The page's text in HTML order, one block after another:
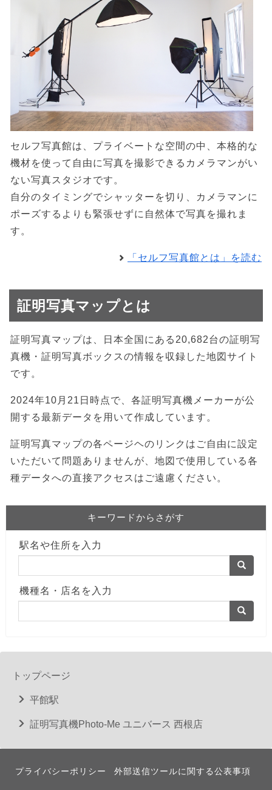
セルフ写真館は、プライベートな空間の中、本格的な
機材を使って自由に写真を撮影できるカメラマンがい
ない写真スタジオです。
自分のタイミングでシャッターを切り、カメラマンに
ポーズするよりも緊張せずに自然体で写真を撮れま
す。
「セルフ写真館とは」を読む
証明写真マップとは
証明写真マップは、日本全国にある20,682台の証明写
真機・証明写真ボックスの情報を収録した地図サイト
です。
2024年10月21日時点で、各証明写真機メーカーが公
開する最新データを用いて作成しています。
証明写真マップの各ページヘのリンクはご自由に設定
いただいて問題ありませんが、地図で使用している各
種データへの直接アクセスはご遠慮ください。
キーワードからさがす
駅名や住所を入力
機種名・店名を入力
トップページ
平館駅
証明写真機Photo-Me ユニバース 西根店
プライバシーポリシー 外部送信ツールに関する公表事項